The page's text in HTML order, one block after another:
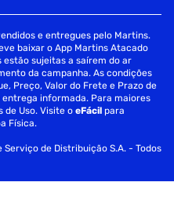
e entregues pelo Martins.
baixar o App Martins Atacado
estão sujeitas a saírem do ar
da campanha. As condições
Preço, Valor do Frete e Prazo de
informada. Para maiores
de Uso. Visite oeFácil para
Física.
de Distribuição S.A. - Todos